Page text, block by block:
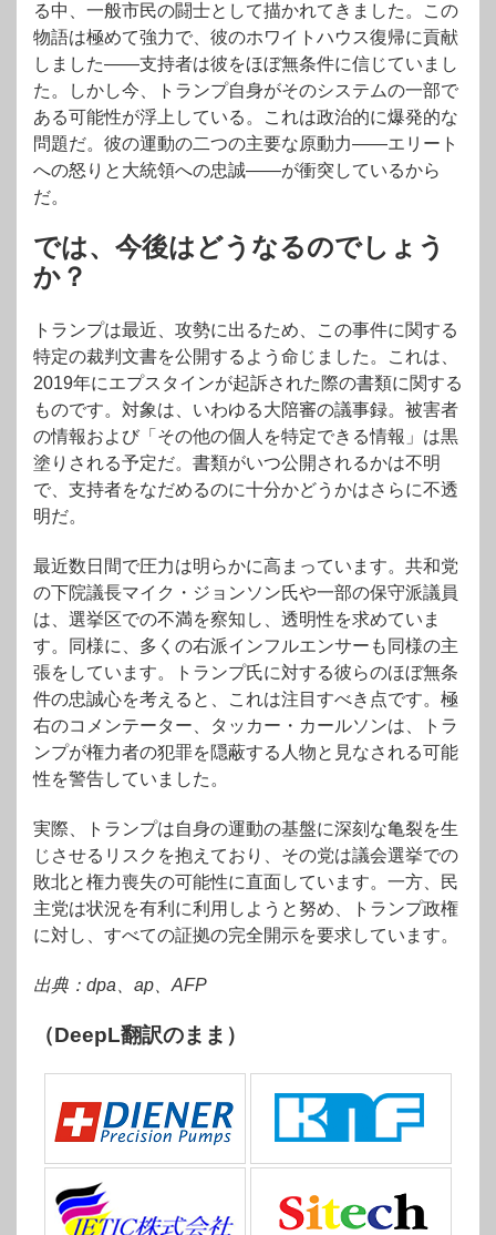
る中、一般市民の闘士として描かれてきました。この
物語は極めて強力で、彼のホワイトハウス復帰に貢献
しました——支持者は彼をほぼ無条件に信じていまし
た。しかし今、トランプ自身がそのシステムの一部で
ある可能性が浮上している。これは政治的に爆発的な
問題だ。彼の運動の二つの主要な原動力——エリート
への怒りと大統領への忠誠——が衝突しているから
だ。
では、今後はどうなるのでしょう
か？
トランプは最近、攻勢に出るため、この事件に関する
特定の裁判文書を公開するよう命じました。これは、
2019年にエプスタインが起訴された際の書類に関する
ものです。対象は、いわゆる大陪審の議事録。被害者
の情報および「その他の個人を特定できる情報」は黒
塗りされる予定だ。書類がいつ公開されるかは不明
で、支持者をなだめるのに十分かどうかはさらに不透
明だ。
最近数日間で圧力は明らかに高まっています。共和党
の下院議長マイク・ジョンソン氏や一部の保守派議員
は、選挙区での不満を察知し、透明性を求めていま
す。同様に、多くの右派インフルエンサーも同様の主
張をしています。トランプ氏に対する彼らのほぼ無条
件の忠誠心を考えると、これは注目すべき点です。極
右のコメンテーター、タッカー・カールソンは、トラ
ンプが権力者の犯罪を隠蔽する人物と見なされる可能
性を警告していました。
実際、トランプは自身の運動の基盤に深刻な亀裂を生
じさせるリスクを抱えており、その党は議会選挙での
敗北と権力喪失の可能性に直面しています。一方、民
主党は状況を有利に利用しようと努め、トランプ政権
に対し、すべての証拠の完全開示を要求しています。
出典：dpa、ap、AFP
（DeepL翻訳のまま）